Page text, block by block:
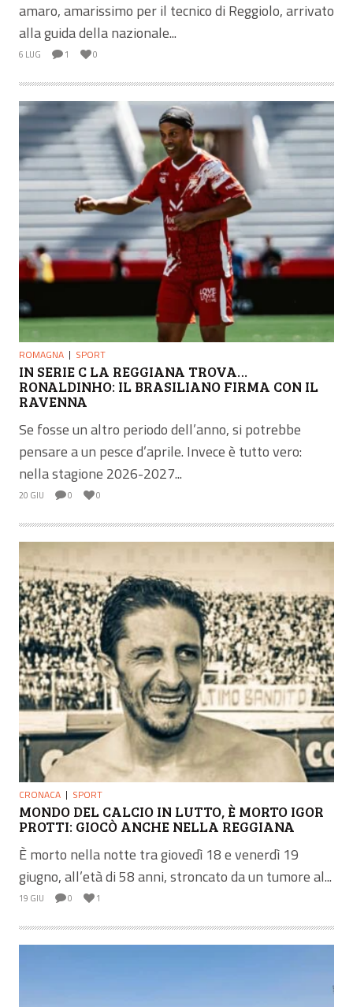
amaro, amarissimo per il tecnico di Reggiolo, arrivato
alla guida della nazionale...
6 LUG 1 0
ROMAGNA SPORT
IN SERIE C LA REGGIANA TROVA…
RONALDINHO: IL BRASILIANO FIRMA CON IL
RAVENNA
Se fosse un altro periodo dell’anno, si potrebbe
pensare a un pesce d’aprile. Invece è tutto vero:
nella stagione 2026-2027...
20 GIU 0 0
CRONACA SPORT
MONDO DEL CALCIO IN LUTTO, È MORTO IGOR
PROTTI: GIOCÒ ANCHE NELLA REGGIANA
È morto nella notte tra giovedì 18 e venerdì 19
giugno, all’età di 58 anni, stroncato da un tumore al...
19 GIU 0 1